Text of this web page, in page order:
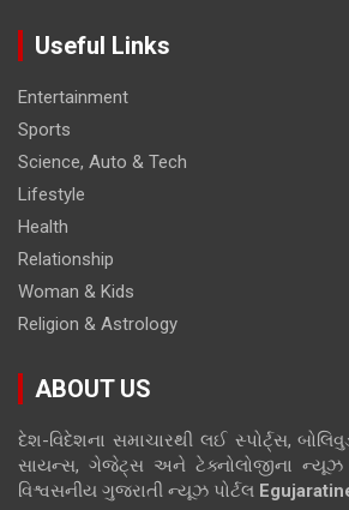
Useful Links
Entertainment
Sports
Science, Auto & Tech
Lifestyle
Health
Relationship
Woman & Kids
Religion & Astrology
ABOUT US
દેશ-વિદેશના સમાચારથી લઈ સ્પોર્ટ્સ,
સાયન્સ, ગેજેટ્સ અને ટેક્નોલોજીના
વિશ્વસનીય ગુજરાતી ન્યૂઝ પોર્ટલ